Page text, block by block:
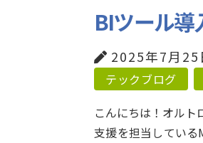
BIツール導
2025年7月25
テックブログ
こんにちは！オルト
支援を担当してい